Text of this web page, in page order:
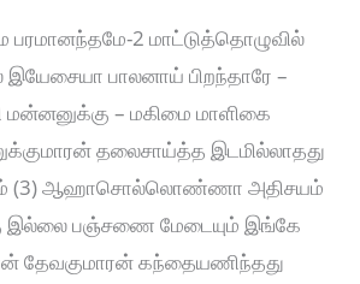
2 மாட்டுத்தொழுவில்
இயேசையா பாலனாய் பிறந்தாரே –
மன்னனுக்கு – மகிமை மாளிகை
தலைசாய்த்த இடமில்லாதது
(3) ஆஹாசொல்லொண்ணா அதிசயம்
இல்லை பஞ்சணை மேடையும் இங்கே
தேவகுமாரன் கந்தையணிந்தது